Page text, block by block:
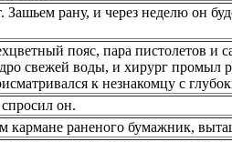
Зашьем рану, и через неделю он
пояс, пара пистолетов и
свежей воды, и хирург промыл
к незнакомцу с
он.
кармане раненого бумажник,